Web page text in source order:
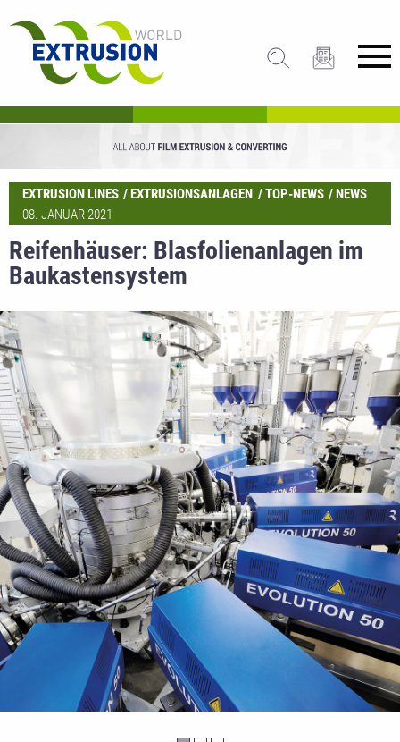
EXTRUSION LINES EXTRUSIONSANLAGEN TOP-NEWS
NEWS
08. JANUAR 2021
Reifenhäuser: Blasfolienanlagen im
Baukastensystem